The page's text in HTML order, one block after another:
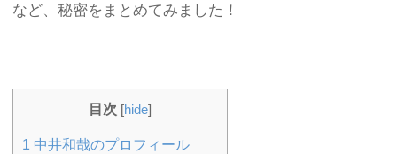
など、秘密をまとめてみました！
目次 [hide]
1 中井和哉のプロフィール